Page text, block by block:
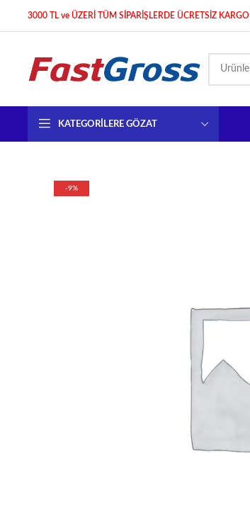
3000 TL ve ÜZERİ TÜM SİPARİŞLERDE ÜCRETSİZ KARGO
KATEGORILERE GÖZAT
-9%